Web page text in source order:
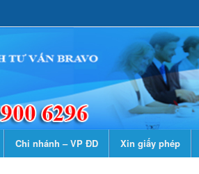
Chi nhánh – VP ĐD Xin giấy phép